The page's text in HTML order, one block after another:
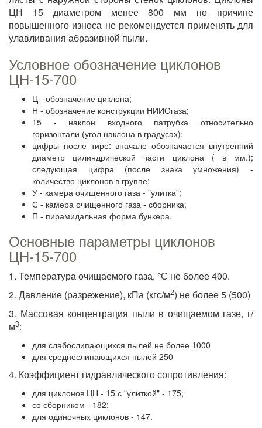
ЦН 15 диаметром менее 800 мм по причине
повышенного износа не рекомендуется применять для
улавливания абразивной пыли.
Условное обозначение циклонов
ЦН-15-700
Ц - обозначение циклона;
Н - обозначение конструкции НИИОгаза;
15 - наклон входного патрубка относительно
горизонтали (угол наклона в градусах);
цифры после тире: вначале обозначается внутренний
диаметр цилиндрической части циклона ( в мм.);
следующая цифра (после знака умножения) -
количество циклонов в группе;
У - камера очищенного газа - "улитка";
С - камера очищенного газа - сборника;
П - пирамидальная форма бункера.
Основные параметры циклонов
ЦН-15-700
1. Температура очищаемого газа, °С не более 400.
2. Давление (разрежение), кПа (кгс/м2) не более 5 (500)
3. Массовая концентрация пыли в очищаемом газе, г/
м3:
для слабослипающихся пылей не более 1000
для среднеслипающихся пылей 250
4. Коэффициент гидравлического сопротивления:
для циклонов ЦН - 15 с "улиткой" - 175;
со сборником - 182;
для одиночных циклонов - 147.